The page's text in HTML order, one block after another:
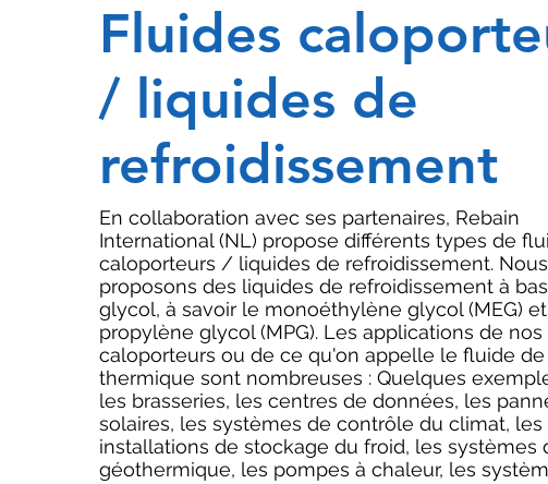
Fluides
/ liquides de
refroidissement
En collaboration avec ses partenaires, Rebain
International (NL) propose différents types de
caloporteurs / liquides de refroidissement. Nous
proposons des liquides de refroidissement à
glycol, à savoir le monoéthylène glycol (MEG)
propylène glycol (MPG). Les applications de
caloporteurs ou de ce qu'on appelle le fluide
thermique sont nombreuses : Quelques
les brasseries, les centres de données, les
solaires, les systèmes de contrôle du climat, les
installations de stockage du froid, les systèmes
géothermique, les pompes à chaleur, les